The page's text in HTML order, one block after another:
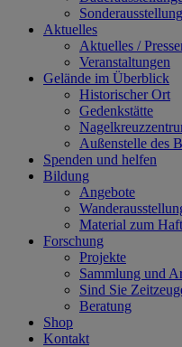
Aktuelles
Aktuelles /
Veranstaltungen
Gelände im Überblick
Historischer Ort
Gedenkstätte
Außenstelle des
Spenden und helfen
Bildung
Angebote
Material zum
Forschung
Projekte
Sammlung und
Sind Sie
Beratung
Shop
Kontakt